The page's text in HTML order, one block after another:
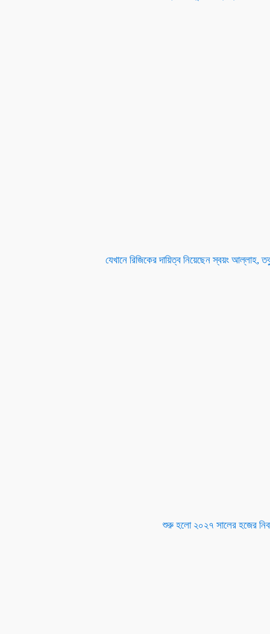
যেখানে রিজিকের দায়িত্ব নিয়েছেন স্বয়ং আল্লাহ,
শুরু হলো ২০২৭ সালের হজের